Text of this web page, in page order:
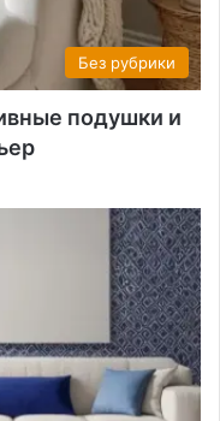
Без рубрики
подушки и